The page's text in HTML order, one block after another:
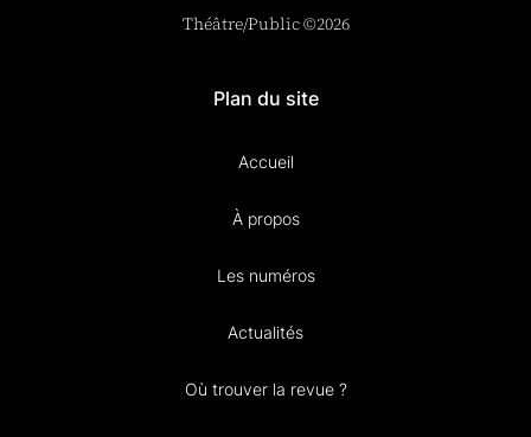
Théâtre/Public ©2026
Plan du site
Accueil
À propos
Les numéros
Actualités
Où trouver la revue ?